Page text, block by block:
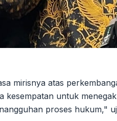
mirisnya atas
kesempatan untuk
proses hukum,"